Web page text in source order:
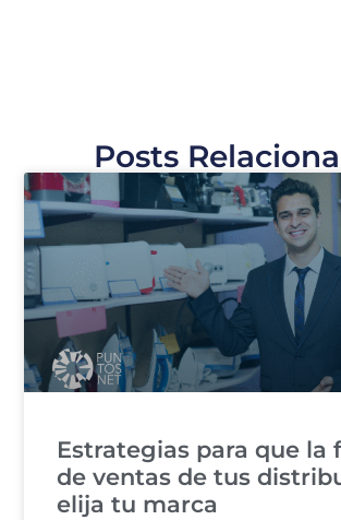
Posts
Estrategias para que la
de ventas de tus
elija tu marca